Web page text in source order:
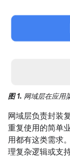
图 1. 网域层在应用
网域层负责封装
重复使用的简单
用都有这类需求
理复杂逻辑或支